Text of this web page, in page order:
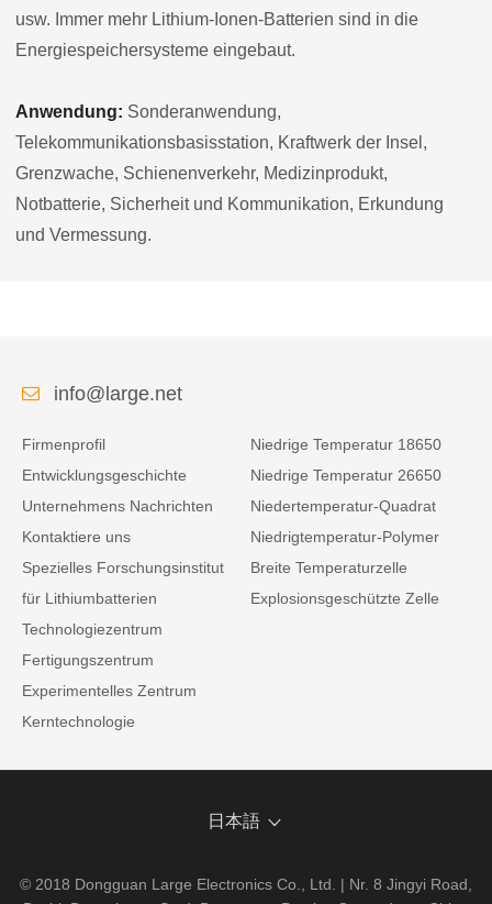
usw. Immer mehr Lithium-Ionen-Batterien sind in die
Energiespeichersysteme eingebaut.
Anwendung: Sonderanwendung,
Telekommunikationsbasisstation, Kraftwerk der Insel,
Grenzwache, Schienenverkehr, Medizinprodukt,
Notbatterie, Sicherheit und Kommunikation, Erkundung
und Vermessung.
info@large.net
Firmenprofil
Entwicklungsgeschichte
Unternehmens Nachrichten
Kontaktiere uns
Spezielles Forschungsinstitut
für Lithiumbatterien
Technologiezentrum
Fertigungszentrum
Experimentelles Zentrum
Kerntechnologie
Niedrige Temperatur 18650
Niedrige Temperatur 26650
Niedertemperatur-Quadrat
Niedrigtemperatur-Polymer
Breite Temperaturzelle
Explosionsgeschützte Zelle
日本語
© 2018 Dongguan Large Electronics Co., Ltd. | Nr. 8 Jingyi Road,